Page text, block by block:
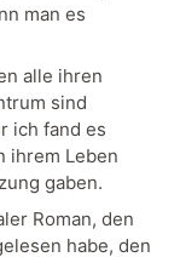
man es
alle ihren
sind
ich fand es
ihrem Leben
gaben.
Roman, den
habe, den